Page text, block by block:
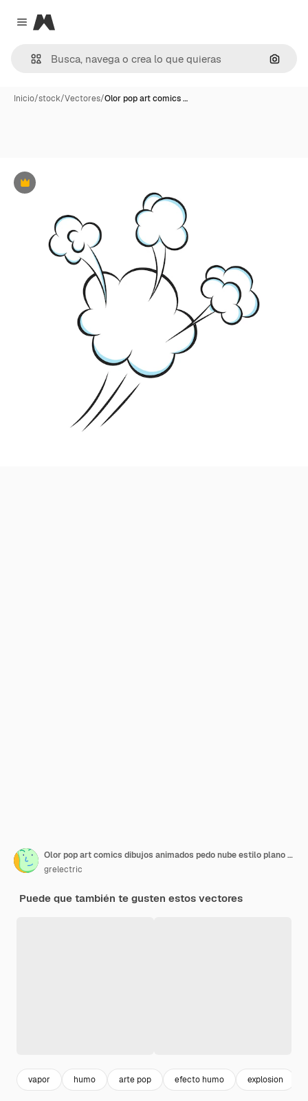
Close menu
Magnific
Inicio/stock/Vectores/Olor pop art comics …
Premium
Olor pop art comics dibujos animados pedo nube estilo plano diseño vector ilustración
grelectric
Puede que también te gusten estos vectores
vapor humo arte pop efecto humo explosion